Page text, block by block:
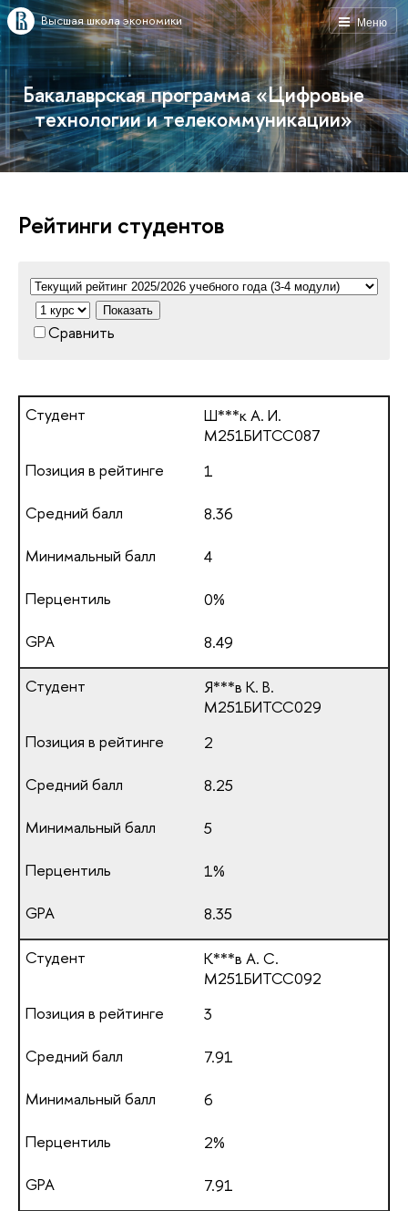
Меню
Высшая школа экономики
Бакалаврская программа «Цифровые
технологии и телекоммуникации»
Рейтинги студентов
Показать
Сравнить
Ш***к А. И.
М251БИТСС087
1
8.36
4
0%
8.49
Я***в К. В.
М251БИТСС029
2
8.25
5
1%
8.35
К***в А. С.
М251БИТСС092
3
7.91
6
2%
7.91